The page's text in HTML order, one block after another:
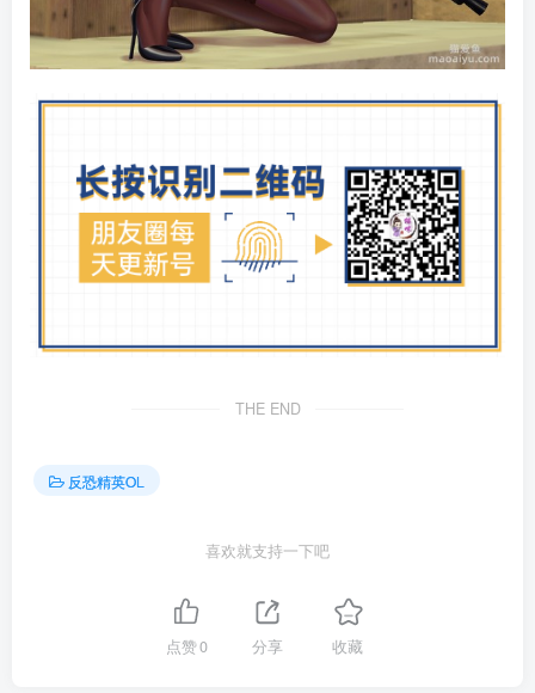
THE END
反恐精英OL
喜欢就支持一下吧
点赞0 分享 收藏